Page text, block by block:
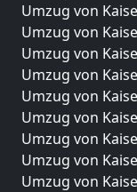
Umzug von
Umzug von
Umzug von
Umzug von
Umzug von
Umzug von
Umzug von
Umzug von
Umzug von